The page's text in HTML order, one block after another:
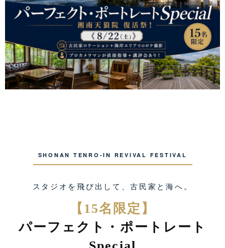
SHONAN TENRO-IN REVIVAL FESTIVAL
スタジオを飛び出して、古民家と海へ。
【15名限定】
パーフェクト・ポートレート